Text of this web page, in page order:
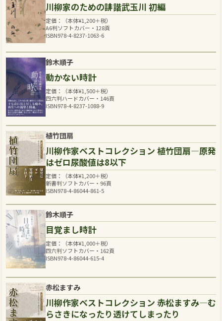
川柳家のための誹諧武玉川 初編
定価：（本体¥1,200＋税）
A6判ソフトカバー・128頁
ISBN978-4-8237-1063-6
鈴木順子
動かない時計
定価：（本体¥1,500＋税）
四六判ハードカバー・146頁
ISBN978-4-8237-1088-9
植竹団扇
川柳作家ベストコレクション 植竹団扇―原発
はゼロ尿酸値は8以下
定価：（本体¥1,200＋税）
新書判ソフトカバー・96頁
ISBN978-4-86044-861-5
鈴木順子
目覚まし時計
定価：（本体¥1,000＋税）
四六判ソフトカバー・162頁
ISBN978-4-86044-615-4
赤松ますみ
川柳作家ベストコレクション 赤松ますみ―む
らさきになったり透けてしまったり